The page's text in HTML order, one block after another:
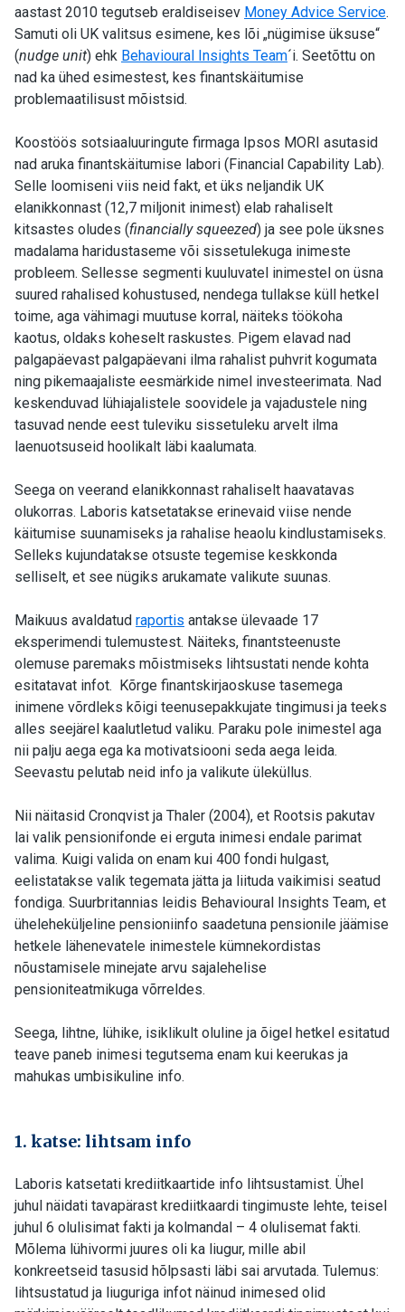
aastast 2010 tegutseb eraldiseisev Money Advice Service.
Samuti oli UK valitsus esimene, kes lõi „nügimise üksuse“
(nudge unit) ehk Behavioural Insights Team´i. Seetõttu on
nad ka ühed esimestest, kes finantskäitumise
problemaatilisust mõistsid.
Koostöös sotsiaaluuringute firmaga Ipsos MORI asutasid
nad aruka finantskäitumise labori (Financial Capability Lab).
Selle loomiseni viis neid fakt, et üks neljandik UK
elanikkonnast (12,7 miljonit inimest) elab rahaliselt
kitsastes oludes (financially squeezed) ja see pole üksnes
madalama haridustaseme või sissetulekuga inimeste
probleem. Sellesse segmenti kuuluvatel inimestel on üsna
suured rahalised kohustused, nendega tullakse küll hetkel
toime, aga vähimagi muutuse korral, näiteks töökoha
kaotus, oldaks koheselt raskustes. Pigem elavad nad
palgapäevast palgapäevani ilma rahalist puhvrit kogumata
ning pikemaajaliste eesmärkide nimel investeerimata. Nad
keskenduvad lühiajalistele soovidele ja vajadustele ning
tasuvad nende eest tuleviku sissetuleku arvelt ilma
laenuotsuseid hoolikalt läbi kaalumata.
Seega on veerand elanikkonnast rahaliselt haavatavas
olukorras. Laboris katsetatakse erinevaid viise nende
käitumise suunamiseks ja rahalise heaolu kindlustamiseks.
Selleks kujundatakse otsuste tegemise keskkonda
selliselt, et see nügiks arukamate valikute suunas.
Maikuus avaldatud raportis antakse ülevaade 17
eksperimendi tulemustest. Näiteks, finantsteenuste
olemuse paremaks mõistmiseks lihtsustati nende kohta
esitatavat infot. Kõrge finantskirjaoskuse tasemega
inimene võrdleks kõigi teenusepakkujate tingimusi ja teeks
alles seejärel kaalutletud valiku. Paraku pole inimestel aga
nii palju aega ega ka motivatsiooni seda aega leida.
Seevastu pelutab neid info ja valikute üleküllus.
Nii näitasid Cronqvist ja Thaler (2004), et Rootsis pakutav
lai valik pensionifonde ei erguta inimesi endale parimat
valima. Kuigi valida on enam kui 400 fondi hulgast,
eelistatakse valik tegemata jätta ja liituda vaikimisi seatud
fondiga. Suurbritannias leidis Behavioural Insights Team, et
üheleheküljeline pensioniinfo saadetuna pensionile jäämise
hetkele lähenevatele inimestele kümnekordistas
nõustamisele minejate arvu sajalehelise
pensioniteatmikuga võrreldes.
Seega, lihtne, lühike, isiklikult oluline ja õigel hetkel esitatud
teave paneb inimesi tegutsema enam kui keerukas ja
mahukas umbisikuline info.
1. katse: lihtsam info
Laboris katsetati krediitkaartide info lihtsustamist. Ühel
juhul näidati tavapärast krediitkaardi tingimuste lehte, teisel
juhul 6 olulisimat fakti ja kolmandal – 4 olulisemat fakti.
Mõlema lühivormi juures oli ka liugur, mille abil
konkreetseid tasusid hõlpsasti läbi sai arvutada. Tulemus:
lihtsustatud ja liuguriga infot näinud inimesed olid